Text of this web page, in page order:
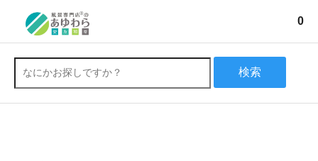
0
検索